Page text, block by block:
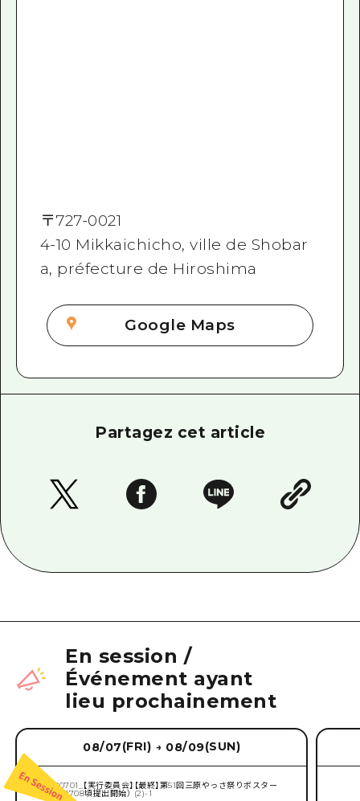
〒727-0021
4-10 Mikkaichicho, ville de Shobar
a, préfecture de Hiroshima
Google Maps
Partagez cet article
En session /
Événement ayant
lieu prochainement
08/07(FRI) → 08/09(SUN)